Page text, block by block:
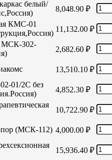
белый/
8,048.90 ₽
КМС-01
11,132.00 ₽
МСК-302-
2,682.60 ₽
13,510.10 ₽
01/2С без
4,852.30 ₽
10,722.90 ₽
(МСК-112) 4,000.00 ₽
15,936.40 ₽